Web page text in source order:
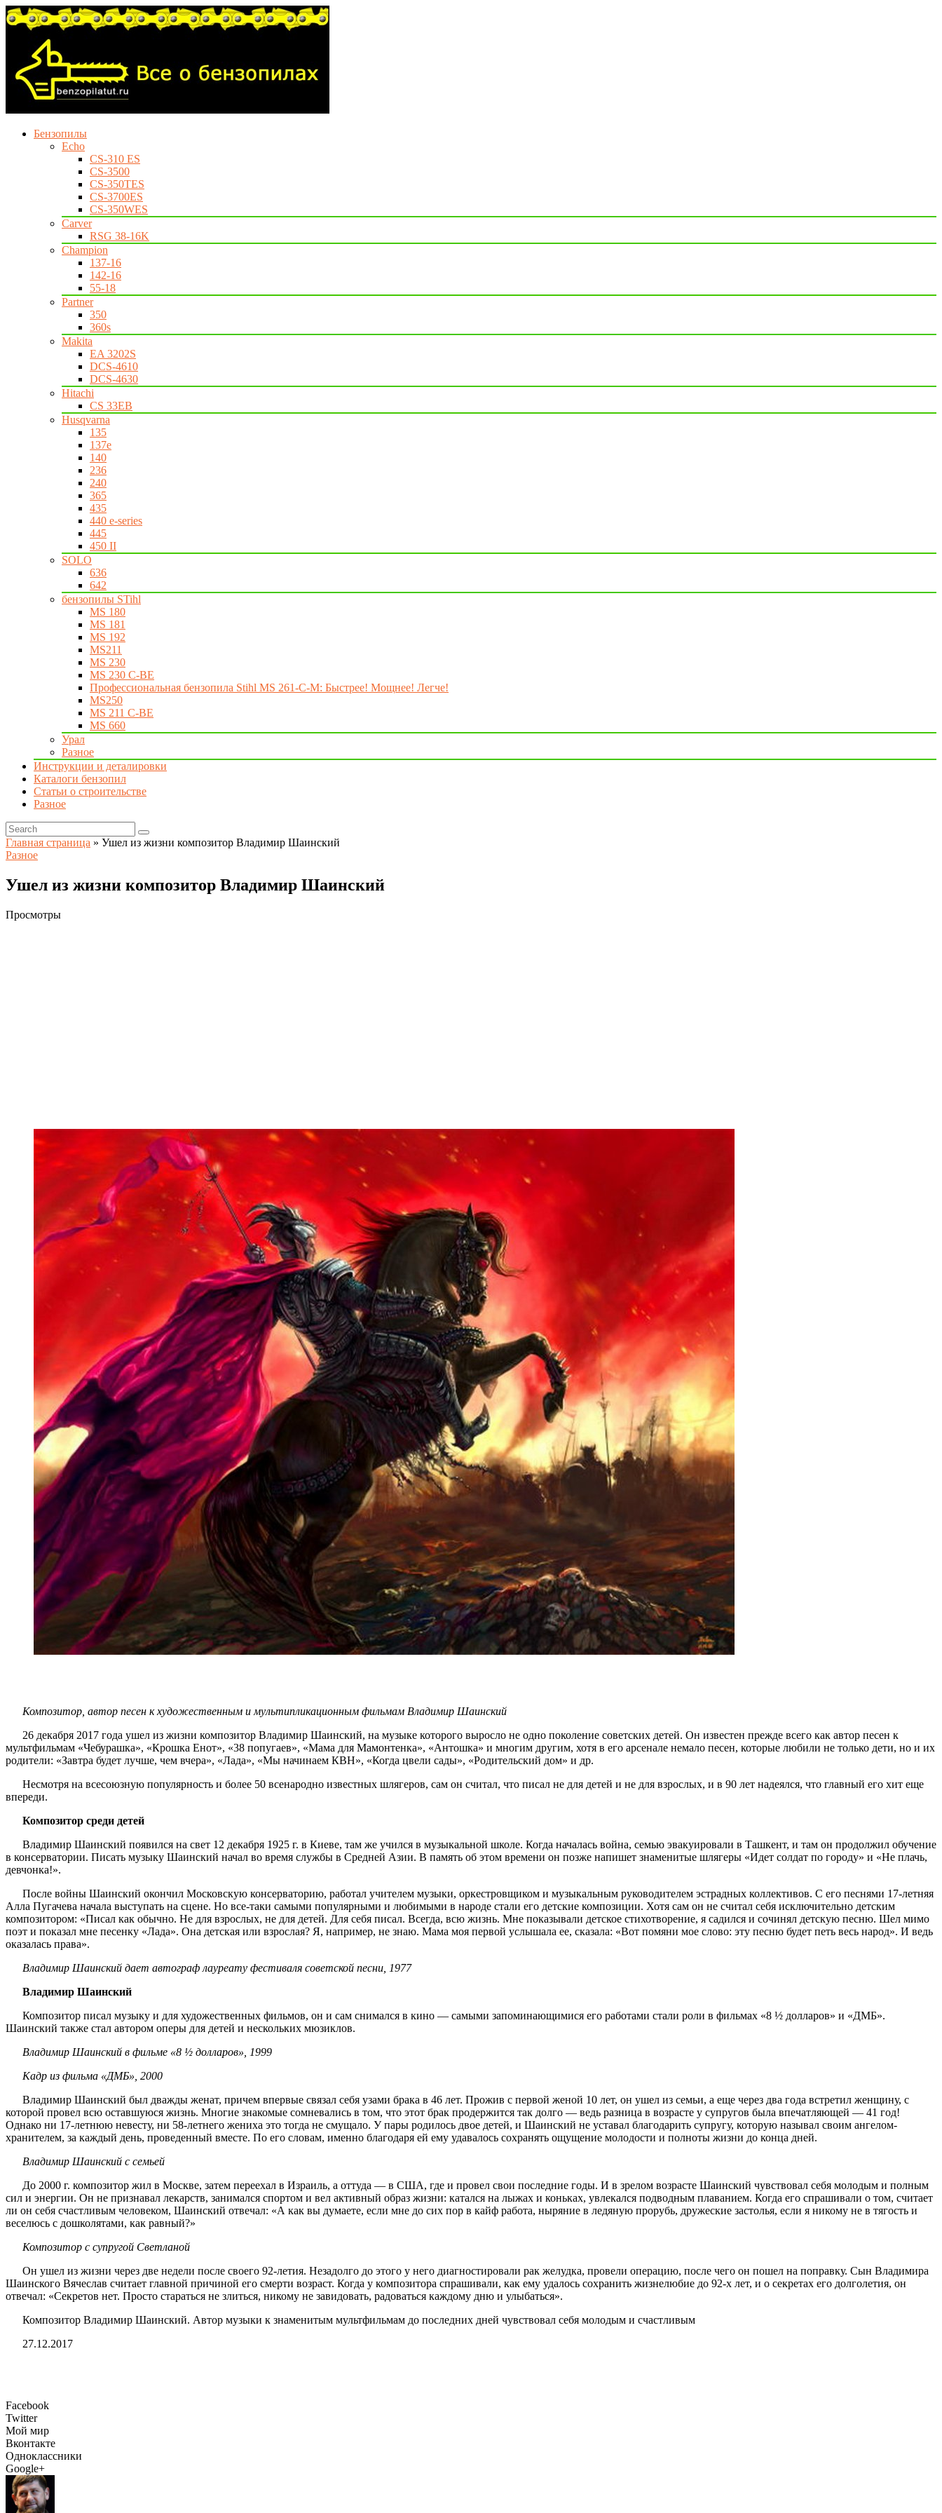
Бензопилы
Echo
CS-310 ES
CS-3500
CS-350TES
CS-3700ES
CS-350WES
Carver
RSG 38-16K
Champion
137-16
142-16
55-18
Partner
350
360s
Makita
EA 3202S
DCS-4610
DCS-4630
Hitachi
CS 33EB
Husqvarna
135
137e
140
236
240
365
435
440 e-series
445
450 II
SOLO
636
642
бензопилы STihl
MS 180
MS 181
MS 192
MS211
MS 230
MS 230 C-BE
Профессиональная бензопила Stihl MS 261-C-M: Быстрее! Мощнее! Легче!
MS250
MS 211 C-BE
MS 660
Урал
Разное
Инструкции и деталировки
Каталоги бензопил
Статьи о строительстве
Разное
Главная страница » Ушел из жизни композитор Владимир Шаинский
Разное
Ушел из жизни композитор Владимир Шаинский
Просмотры
Композитор, автор песен к художественным и мультипликационным фильмам Владимир Шаинский
26 декабря 2017 года ушел из жизни композитор Владимир Шаинский, на музыке которого выросло не одно поколение советских детей. Он известен прежде всего как автор песен к
мультфильмам «Чебурашка», «Крошка Енот», «38 попугаев», «Мама для Мамонтенка», «Антошка» и многим другим, хотя в его арсенале немало песен, которые любили не только дети, но и их
родители: «Завтра будет лучше, чем вчера», «Лада», «Мы начинаем КВН», «Когда цвели сады», «Родительский дом» и др.
Несмотря на всесоюзную популярность и более 50 всенародно известных шлягеров, сам он считал, что писал не для детей и не для взрослых, и в 90 лет надеялся, что главный его хит еще
впереди.
Композитор среди детей
Владимир Шаинский появился на свет 12 декабря 1925 г. в Киеве, там же учился в музыкальной школе. Когда началась война, семью эвакуировали в Ташкент, и там он продолжил обучение
в консерватории. Писать музыку Шаинский начал во время службы в Средней Азии. В память об этом времени он позже напишет знаменитые шлягеры «Идет солдат по городу» и «Не плачь,
девчонка!».
После войны Шаинский окончил Московскую консерваторию, работал учителем музыки, оркестровщиком и музыкальным руководителем эстрадных коллективов. С его песнями 17-летняя
Алла Пугачева начала выступать на сцене. Но все-таки самыми популярными и любимыми в народе стали его детские композиции. Хотя сам он не считал себя исключительно детским
композитором: «Писал как обычно. Не для взрослых, не для детей. Для себя писал. Всегда, всю жизнь. Мне показывали детское стихотворение, я садился и сочинял детскую песню. Шел мимо
поэт и показал мне песенку «Лада». Она детская или взрослая? Я, например, не знаю. Мама моя первой услышала ее, сказала: «Вот помяни мое слово: эту песню будет петь весь народ». И ведь
оказалась права».
Владимир Шаинский дает автограф лауреату фестиваля советской песни, 1977
Владимир Шаинский
Композитор писал музыку и для художественных фильмов, он и сам снимался в кино — самыми запоминающимися его работами стали роли в фильмах «8 ½ долларов» и «ДМБ».
Шаинский также стал автором оперы для детей и нескольких мюзиклов.
Владимир Шаинский в фильме «8 ½ долларов», 1999
Кадр из фильма «ДМБ», 2000
Владимир Шаинский был дважды женат, причем впервые связал себя узами брака в 46 лет. Прожив с первой женой 10 лет, он ушел из семьи, а еще через два года встретил женщину, с
которой провел всю оставшуюся жизнь. Многие знакомые сомневались в том, что этот брак продержится так долго — ведь разница в возрасте у супругов была впечатляющей — 41 год!
Однако ни 17-летнюю невесту, ни 58-летнего жениха это тогда не смущало. У пары родилось двое детей, и Шаинский не уставал благодарить супругу, которую называл своим ангелом-
хранителем, за каждый день, проведенный вместе. По его словам, именно благодаря ей ему удавалось сохранять ощущение молодости и полноты жизни до конца дней.
Владимир Шаинский с семьей
До 2000 г. композитор жил в Москве, затем переехал в Израиль, а оттуда — в США, где и провел свои последние годы. И в зрелом возрасте Шаинский чувствовал себя молодым и полным
сил и энергии. Он не признавал лекарств, занимался спортом и вел активный образ жизни: катался на лыжах и коньках, увлекался подводным плаванием. Когда его спрашивали о том, считает
ли он себя счастливым человеком, Шаинский отвечал: «А как вы думаете, если мне до сих пор в кайф работа, ныряние в ледяную прорубь, дружеские застолья, если я никому не в тягость и
веселюсь с дошколятами, как равный?»
Композитор с супругой Светланой
Он ушел из жизни через две недели после своего 92-летия. Незадолго до этого у него диагностировали рак желудка, провели операцию, после чего он пошел на поправку. Сын Владимира
Шаинского Вячеслав считает главной причиной его смерти возраст. Когда у композитора спрашивали, как ему удалось сохранить жизнелюбие до 92-х лет, и о секретах его долголетия, он
отвечал: «Секретов нет. Просто стараться не злиться, никому не завидовать, радоваться каждому дню и улыбаться».
Композитор Владимир Шаинский. Автор музыки к знаменитым мультфильмам до последних дней чувствовал себя молодым и счастливым
27.12.2017
Facebook
Twitter
Мой мир
Вконтакте
Одноклассники
Google+